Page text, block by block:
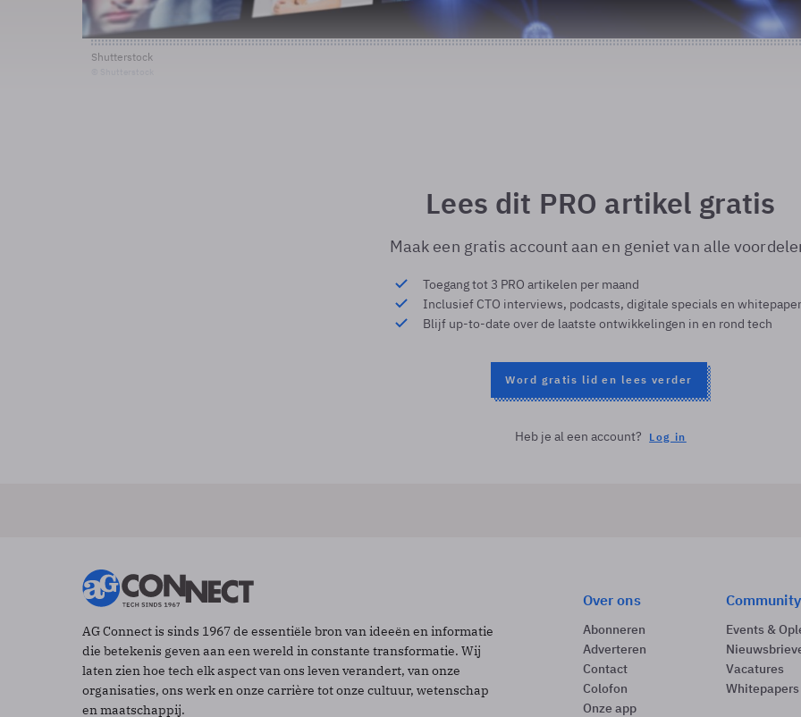
Shutterstock
Lees dit PRO artikel gratis
Maak een gratis account aan en geniet van alle
Toegang tot 3 PRO artikelen per maand
Inclusief CTO interviews, podcasts, digitale specials en
Blijf up-to-date over de laatste ontwikkelingen in en rond tech
Word gratis lid en lees verder
Heb je al een account? Log in
AG Connect is sinds 1967 de essentiële bron van ideeën en informatie
die betekenis geven aan een wereld in constante transformatie. Wij
laten zien hoe tech elk aspect van ons leven verandert, van onze
organisaties, ons werk en onze carrière tot onze cultuur, wetenschap
en maatschappij.
Over ons
Abonneren
Adverteren
Contact
Colofon
Onze app
Community
Events &
Vacatures
Whitepapers